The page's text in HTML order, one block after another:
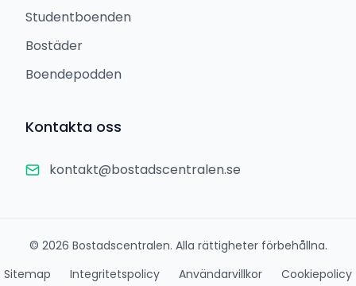
Studentboenden
Bostäder
Boendepodden
Kontakta oss
kontakt@bostadscentralen.se
© 2026 Bostadscentralen. Alla rättigheter förbehållna.
Sitemap
Integritetspolicy Användarvillkor Cookiepolicy